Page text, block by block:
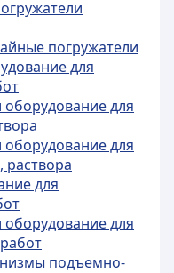
погружатели
для
для
для
раствора
для
для
подъемно-